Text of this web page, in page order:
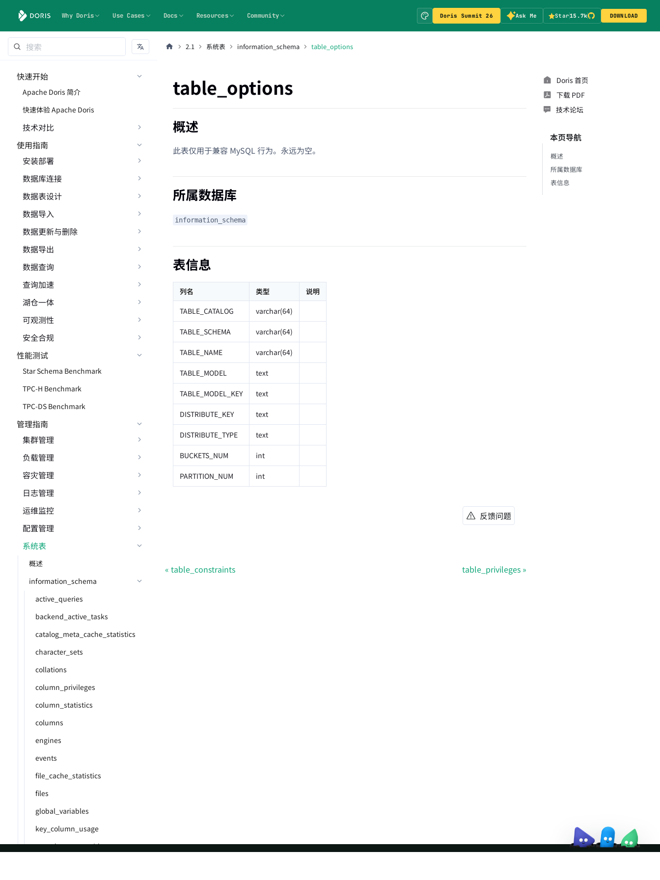
Why Doris Use Cases Docs Resources Community Doris Summit 26 Ask Me Star15.7k DOWNLOAD
快速开始
Apache Doris 简介
快速体验 Apache Doris
技术对比
使用指南
安装部署
数据库连接
数据表设计
数据导入
数据更新与删除
数据导出
数据查询
查询加速
湖仓一体
可观测性
安全合规
性能测试
Star Schema Benchmark
TPC-H Benchmark
TPC-DS Benchmark
管理指南
集群管理
负载管理
容灾管理
日志管理
运维监控
配置管理
系统表
概述
information_schema
active_queries
backend_active_tasks
catalog_meta_cache_statistics
character_sets
collations
column_privileges
column_statistics
columns
engines
events
file_cache_statistics
files
global_variables
key_column_usage
metadata_name_ids
2.1 系统表 information_schema table_options
table_options
概述
此表仅用于兼容 MySQL 行为。永远为空。
所属数据库
information_schema
表信息
列名 类型
说明
TABLE_CATALOG
varchar(64)
TABLE_SCHEMA varchar(64)
TABLE_NAME varchar(64)
TABLE_MODEL text
TABLE_MODEL_KEY text
DISTRIBUTE_KEY text
DISTRIBUTE_TYPE text
BUCKETS_NUM int
PARTITION_NUM int
反馈问题
table_constraints table_privileges
Doris 首页
下载 PDF
技术论坛
本页导航
概述
所属数据库
表信息